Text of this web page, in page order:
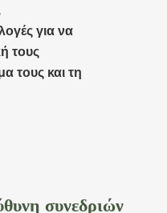
για να
τους
τους και τη
συνεδριών